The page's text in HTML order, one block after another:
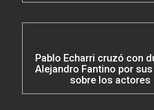
Pablo Echarri cruzó con
Alejandro Fantino por
sobre los actores